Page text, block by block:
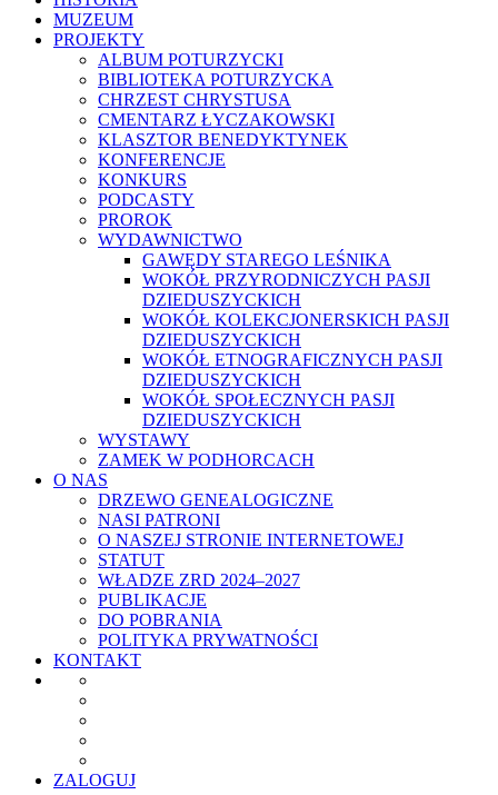
MUZEUM
PROJEKTY
ALBUM POTURZYCKI
BIBLIOTEKA POTURZYCKA
CHRZEST CHRYSTUSA
CMENTARZ ŁYCZAKOWSKI
KLASZTOR BENEDYKTYNEK
KONFERENCJE
KONKURS
PODCASTY
PROROK
WYDAWNICTWO
GAWĘDY STAREGO LEŚNIKA
WOKÓŁ PRZYRODNICZYCH PASJI
DZIEDUSZYCKICH
WOKÓŁ KOLEKCJONERSKICH PASJI
DZIEDUSZYCKICH
WOKÓŁ ETNOGRAFICZNYCH PASJI
DZIEDUSZYCKICH
WOKÓŁ SPOŁECZNYCH PASJI
DZIEDUSZYCKICH
WYSTAWY
ZAMEK W PODHORCACH
O NAS
DRZEWO GENEALOGICZNE
NASI PATRONI
O NASZEJ STRONIE INTERNETOWEJ
STATUT
WŁADZE ZRD 2024–2027
PUBLIKACJE
DO POBRANIA
POLITYKA PRYWATNOŚCI
KONTAKT
ZALOGUJ